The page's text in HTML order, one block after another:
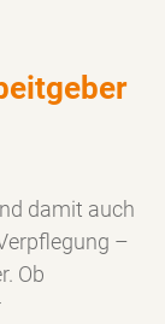
damit auch
–
Ob